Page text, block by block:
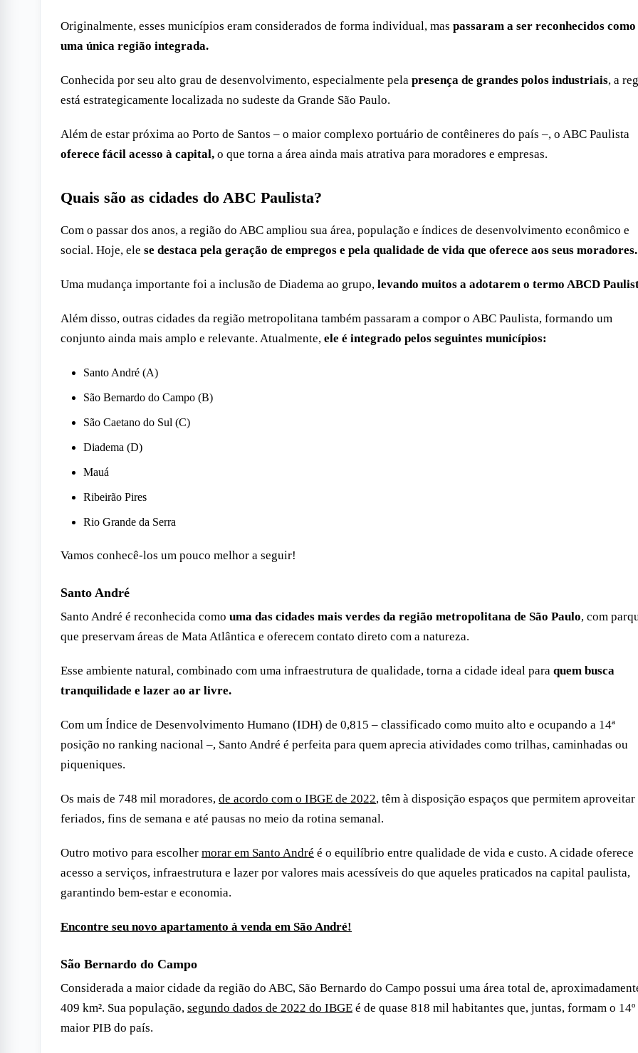
Originalmente, esses municípios eram considerados de forma individual, mas passaram a ser reconhecidos como
uma única região integrada.
Conhecida por seu alto grau de desenvolvimento, especialmente pela presença de grandes polos industriais, a
está estrategicamente localizada no sudeste da Grande São Paulo.
Além de estar próxima ao Porto de Santos – o maior complexo portuário de contêineres do país –, o ABC Paulista
oferece fácil acesso à capital, o que torna a área ainda mais atrativa para moradores e empresas.
Quais são as cidades do ABC Paulista?
Com o passar dos anos, a região do ABC ampliou sua área, população e índices de desenvolvimento econômico e
social. Hoje, ele se destaca pela geração de empregos e pela qualidade de vida que oferece aos seus moradores.
Uma mudança importante foi a inclusão de Diadema ao grupo, levando muitos a adotarem o termo ABCD
Além disso, outras cidades da região metropolitana também passaram a compor o ABC Paulista, formando um
conjunto ainda mais amplo e relevante. Atualmente, ele é integrado pelos seguintes municípios:
Santo André (A)
São Bernardo do Campo (B)
São Caetano do Sul (C)
Diadema (D)
Mauá
Ribeirão Pires
Rio Grande da Serra
Vamos conhecê-los um pouco melhor a seguir!
Santo André
Santo André é reconhecida como uma das cidades mais verdes da região metropolitana de São Paulo, com
que preservam áreas de Mata Atlântica e oferecem contato direto com a natureza.
Esse ambiente natural, combinado com uma infraestrutura de qualidade, torna a cidade ideal para quem busca
tranquilidade e lazer ao ar livre.
Com um Índice de Desenvolvimento Humano (IDH) de 0,815 – classificado como muito alto e ocupando a 14ª
posição no ranking nacional –, Santo André é perfeita para quem aprecia atividades como trilhas, caminhadas ou
piqueniques.
Os mais de 748 mil moradores, de acordo com o IBGE de 2022, têm à disposição espaços que permitem aproveitar
feriados, fins de semana e até pausas no meio da rotina semanal.
Outro motivo para escolher morar em Santo André é o equilíbrio entre qualidade de vida e custo. A cidade oferece
acesso a serviços, infraestrutura e lazer por valores mais acessíveis do que aqueles praticados na capital paulista,
garantindo bem-estar e economia.
Encontre seu novo apartamento à venda em São André!
São Bernardo do Campo
Considerada a maior cidade da região do ABC, São Bernardo do Campo possui uma área total de,
409 km². Sua população, segundo dados de 2022 do IBGE é de quase 818 mil habitantes que, juntas, formam o 14º
maior PIB do país.